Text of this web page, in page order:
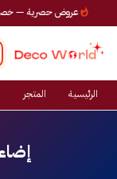
عروض حصرية —
الرئيسية المتجر